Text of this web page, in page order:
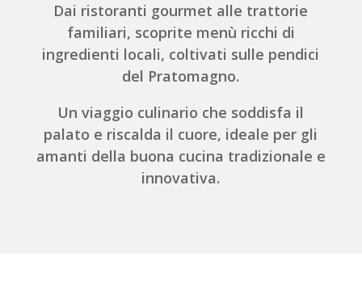
Dai ristoranti gourmet alle trattorie
familiari, scoprite menù ricchi di
ingredienti locali, coltivati sulle pendici
del Pratomagno.
Un viaggio culinario che soddisfa il
palato e riscalda il cuore, ideale per gli
amanti della buona cucina tradizionale e
innovativa.